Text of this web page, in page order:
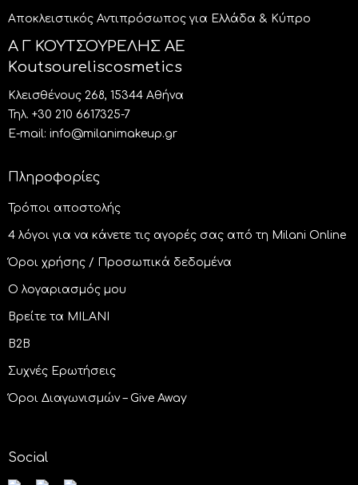
Aποκλειστικός Αντιπρόσωπος για Ελλάδα & Κύπρο
Α Γ ΚΟΥΤΣΟΥΡΕΛΗΣ ΑΕ
Κoutsoureliscosmetics
Κλεισθένους 268, 15344 Αθήνα
Τηλ. +30 210 6617325-7
E-mail: info@milanimakeup.gr
Πληροφορίες
Τρόποι αποστολής
4 λόγοι για να κάνετε τις αγορές σας από τη Milani Online
Όροι χρήσης / Προσωπικά δεδομένα
Ο λογαριασμός μου
Βρείτε τα MILANI
B2B
Συχνές Ερωτήσεις
Όροι Διαγωνισμών – Give Away
Social